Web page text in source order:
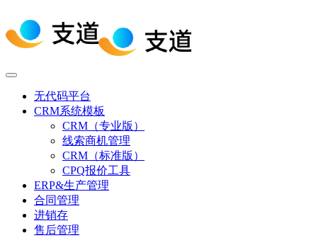
无代码平台
CRM系统模板
CRM（专业版）
线索商机管理
CRM（标准版）
CPQ报价工具
ERP&生产管理
合同管理
进销存
售后管理